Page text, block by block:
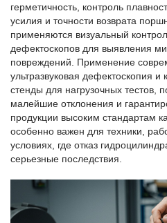
герметичность, контроль
усилия и точности возврата
применяются визуальный
дефектоскопов для выявления
повреждений. Применение
ультразвуковая дефектоскопия
стенды для нагрузочных тестов,
малейшие отклонения и
продукции высоким стандартам
особенно важен для техники,
условиях, где отказ
серьезные последствия.